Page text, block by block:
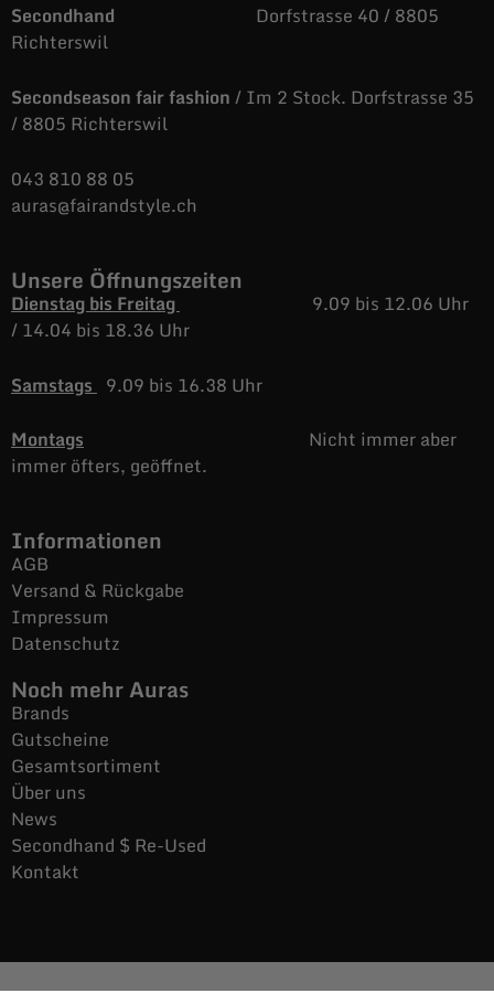
Secondhand Dorfstrasse 40 / 8805
Richterswil
Secondseason fair fashion/ Im 2 Stock. Dorfstrasse 35
/ 8805 Richterswil
043 810 88 05
auras@fairandstyle.ch
Unsere Öffnungszeiten
Dienstag bis Freitag
9.09 bis 12.06 Uhr
/14.04 bis 18.36 Uhr
Samstags 9.09 bis 16.38 Uhr
Montags
Nicht immer aber
immer öfters, geöffnet.
Informationen
AGB
Versand & Rückgabe
Impressum
Datenschutz
Noch mehr Auras
Brands
Gutscheine
Gesamtsortiment
Über uns
News
Secondhand $ Re-Used
Kontakt